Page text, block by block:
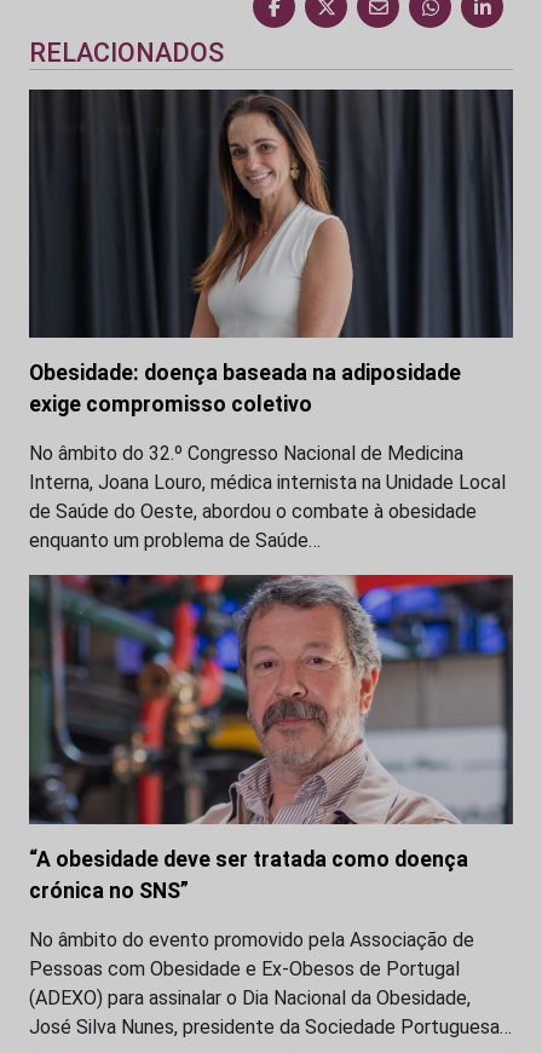
RELACIONADOS
Obesidade: doença baseada na adiposidade
exige compromisso coletivo
No âmbito do 32.º Congresso Nacional de Medicina
Interna, Joana Louro, médica internista na Unidade Local
de Saúde do Oeste, abordou o combate à obesidade
enquanto um problema de Saúde…
“A obesidade deve ser tratada como doença
crónica no SNS”
No âmbito do evento promovido pela Associação de
Pessoas com Obesidade e Ex-Obesos de Portugal
(ADEXO) para assinalar o Dia Nacional da Obesidade,
José Silva Nunes, presidente da Sociedade Portuguesa…